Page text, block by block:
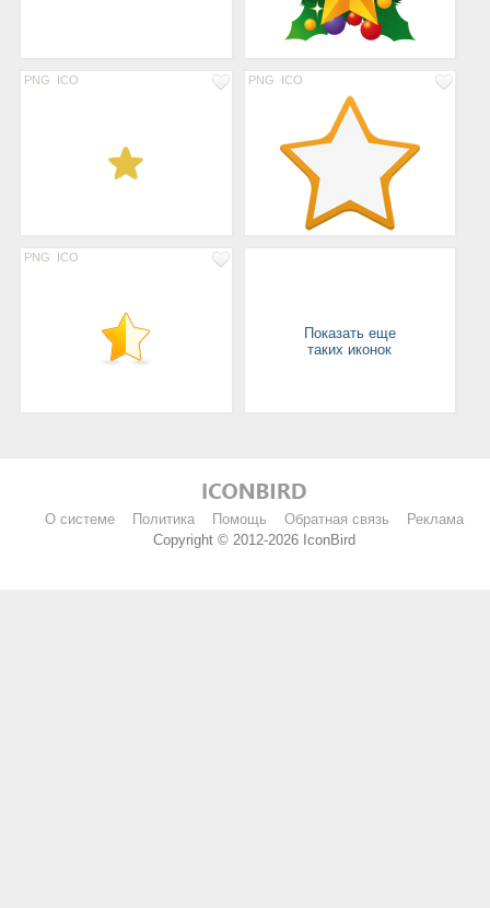
PNG ICO PNG ICO
PNG ICO
Показать еще
таких иконок
О системе Политика Помощь Обратная связь
Реклама
Copyright © 2012-2026 IconBird